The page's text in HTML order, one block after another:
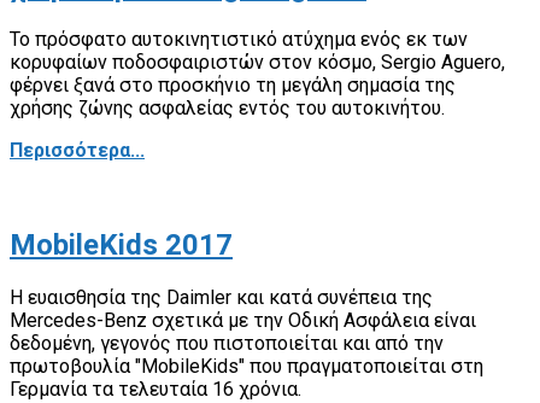
Το πρόσφατο αυτοκινητιστικό ατύχημα ενός εκ των
κορυφαίων ποδοσφαιριστών στον κόσμο, Sergio Aguero,
φέρνει ξανά στο προσκήνιο τη μεγάλη σημασία της
χρήσης ζώνης ασφαλείας εντός του αυτοκινήτου.
Περισσότερα...
MobileKids 2017
Η ευαισθησία της Daimler και κατά συνέπεια της
Mercedes-Benz σχετικά με την Οδική Ασφάλεια είναι
δεδομένη, γεγονός που πιστοποιείται και από την
πρωτοβουλία "MobileKids" που πραγματοποιείται στη
Γερμανία τα τελευταία 16 χρόνια.